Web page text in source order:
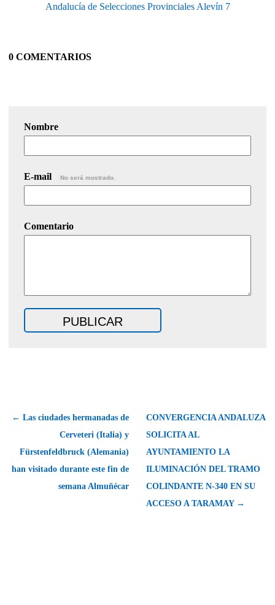
Andalucía de Selecciones Provinciales Alevín 7
0 COMENTARIOS
Nombre
E-mail No será mostrado.
Comentario
← Las ciudades hermanadas de
Cerveteri (Italia) y
Fürstenfeldbruck (Alemania)
han visitado durante este fin de
semana Almuñécar
CONVERGENCIA ANDALUZA
SOLICITA AL
AYUNTAMIENTO LA
ILUMINACIÓN DEL TRAMO
COLINDANTE N-340 EN SU
ACCESO A TARAMAY →